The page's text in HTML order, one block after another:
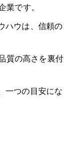
業です。
ハウは、信頼の
質の高さを裏付
一つの目安にな